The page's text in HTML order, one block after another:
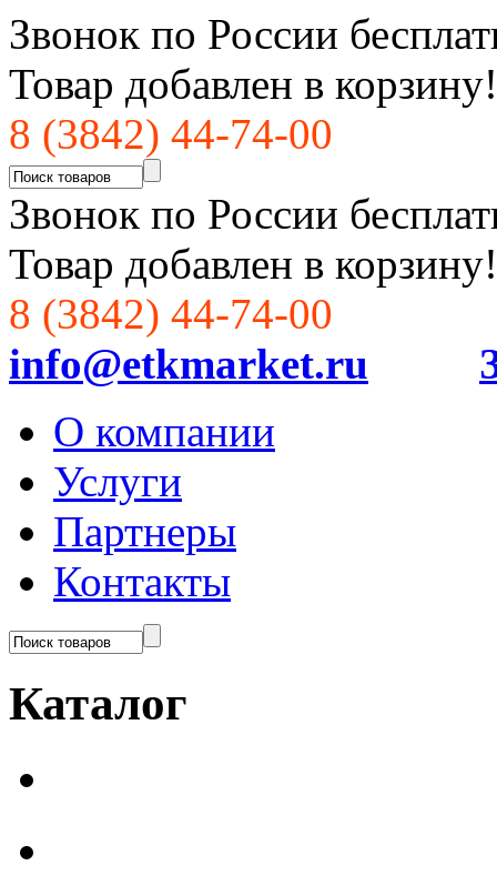
Звонок по России
Товар добавлен в корзину!
8 (3842) 44-74-00
Звонок по России
Товар добавлен в корзину!
8 (3842) 44-74-00
info@etkmarket.ru
О компании
Услуги
Партнеры
Контакты
Каталог